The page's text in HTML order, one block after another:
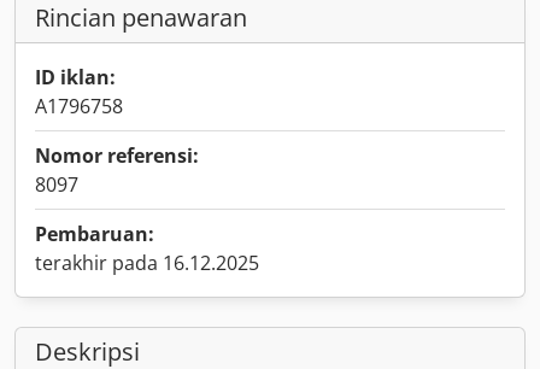
Rincian penawaran
ID iklan:
A1796758
Nomor referensi:
8097
Pembaruan:
terakhir pada 16.12.2025
Deskripsi